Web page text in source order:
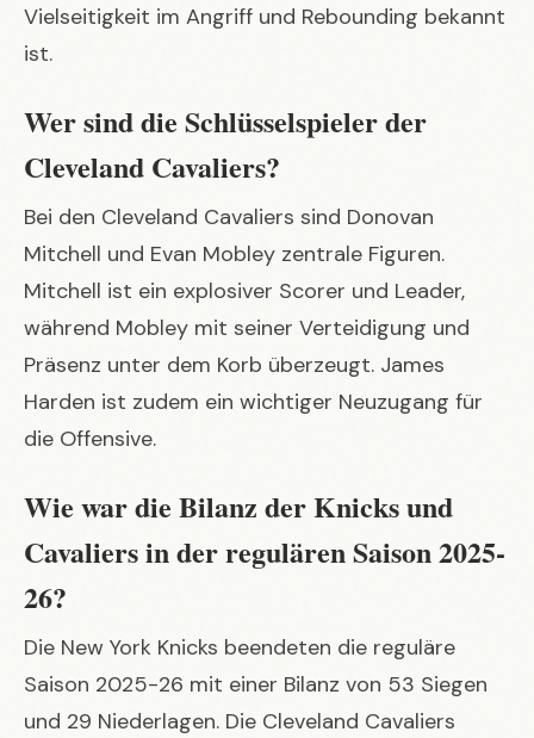
Vielseitigkeit im Angriff und Rebounding bekannt
ist.
Wer sind die Schlüsselspieler der
Cleveland Cavaliers?
Bei den Cleveland Cavaliers sind Donovan
Mitchell und Evan Mobley zentrale Figuren.
Mitchell ist ein explosiver Scorer und Leader,
während Mobley mit seiner Verteidigung und
Präsenz unter dem Korb überzeugt. James
Harden ist zudem ein wichtiger Neuzugang für
die Offensive.
Wie war die Bilanz der Knicks und
Cavaliers in der regulären Saison 2025-
26?
Die New York Knicks beendeten die reguläre
Saison 2025-26 mit einer Bilanz von 53 Siegen
und 29 Niederlagen. Die Cleveland Cavaliers